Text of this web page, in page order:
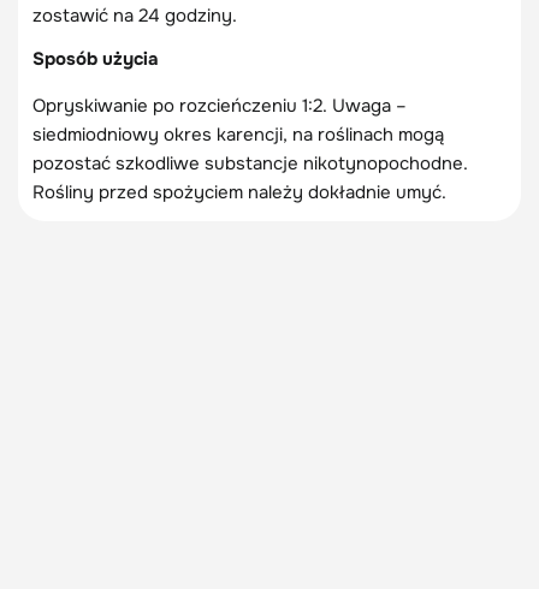
zostawić na 24 godziny.
Sposób użycia
Opryskiwanie po rozcieńczeniu 1:2. Uwaga –
siedmiodniowy okres karencji, na roślinach mogą
pozostać szkodliwe substancje nikotynopochodne.
Rośliny przed spożyciem należy dokładnie umyć.